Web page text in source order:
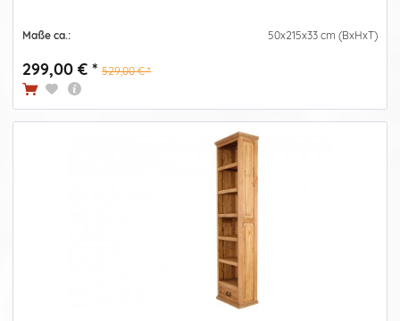
Maße ca.: 50x215x33 cm (BxHxT)
299,00 € * 529,00 € *